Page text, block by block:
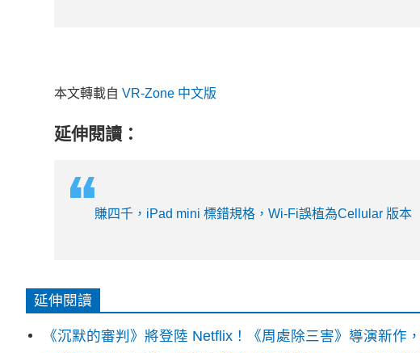
本文轉載自 VR-Zone 中文版
延伸閱讀：
賺四千，iPad mini 標錯規格，Wi-Fi誤植為Cellular 版本
延伸閱讀
《沉默的審判》將登陸 Netflix！《周處除三害》導演新作